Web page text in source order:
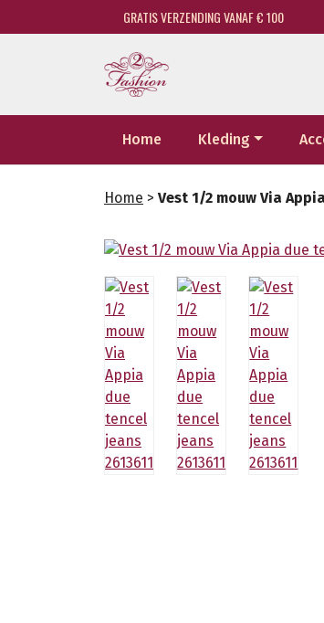
GRATIS VERZENDING VANAF € 100
Home Kleding
Home > Vest 1/2 mouw Via